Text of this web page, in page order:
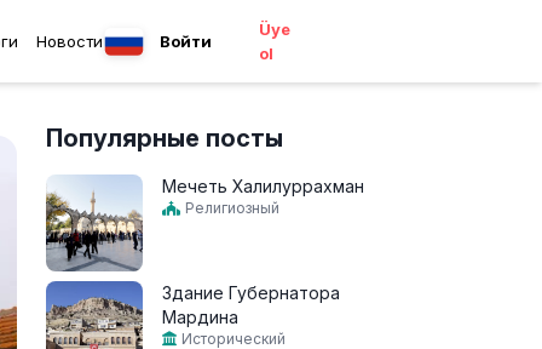
Новости Войти
Üye
ol
Популярные посты
Мечеть Халилуррахман
Религиозный
Здание Губернатора
Мардина
Исторический